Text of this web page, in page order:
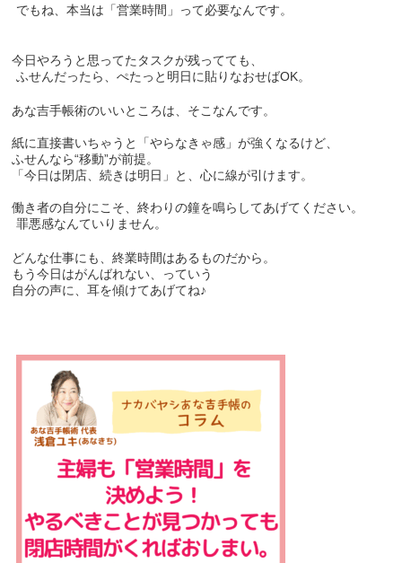
でもね、本当は「営業時間」って必要なんです。
今日やろうと思ってたタスクが残ってても、
ふせんだったら、ぺたっと明日に貼りなおせばOK。
あな吉手帳術のいいところは、そこなんです。
紙に直接書いちゃうと「やらなきゃ感」が強くなるけど、
ふせんなら“移動”が前提。
「今日は閉店、続きは明日」と、心に線が引けます。
働き者の自分にこそ、終わりの鐘を鳴らしてあげてください。
罪悪感なんていりません。
どんな仕事にも、終業時間はあるものだから。
もう今日はがんばれない、っていう
自分の声に、耳を傾けてあげてね♪